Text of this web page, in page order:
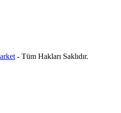
- Tüm Hakları Saklıdır.